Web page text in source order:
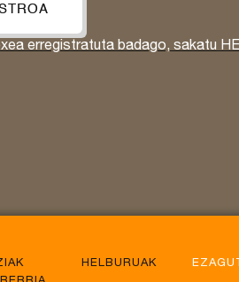
erregistratuta badago, sakatu
HELBURUAK